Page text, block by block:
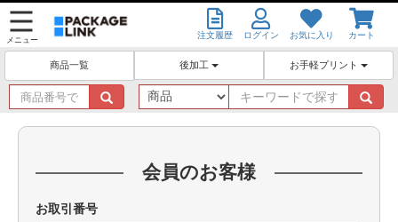
メニュー 注文履歴 ログイン お気に入り カート
商品一覧 後加工 お手軽プリント
商
品
番
キ
ー
ワ
会員のお客様
お取引番号